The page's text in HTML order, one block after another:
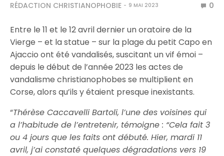
RÉDACTION CHRISTIANOPHOBIE 9 MAI 2023 0
Entre le 11 et le 12 avril dernier un oratoire de la
Vierge – et la statue – sur la plage du petit Capo en
Ajaccio ont été vandalisés, suscitant un vif émoi –
depuis le début de l’année 2023 les actes de
vandalisme christianophobes se multiplient en
Corse, alors qu’ils y étaient presque inexistants.
“Thérèse Caccavelli Bartoli, l’une des voisines qui
a l’habitude de l’entretenir, témoigne : “Cela fait 3
ou 4 jours que les faits ont débuté. Hier, mardi 11
avril, j’ai constaté quelques dégradations vers 19